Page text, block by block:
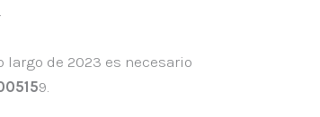
de 2023 es necesario
9.